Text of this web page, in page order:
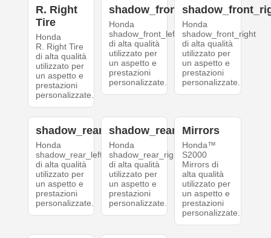
R. Right
Tire
Honda
R. Right Tire
di alta qualità
utilizzato per
un aspetto e
prestazioni
personalizzate.
shadow_front_left
Honda
shadow_front_left
di alta qualità
utilizzato per
un aspetto e
prestazioni
personalizzate.
Honda
shadow_front_right
di alta qualità
utilizzato per
un aspetto e
prestazioni
personalizzate.
shadow_rear_left
Honda
shadow_rear_left
di alta qualità
utilizzato per
un aspetto e
prestazioni
personalizzate.
shadow_rear_right
Honda
shadow_rear_right
di alta qualità
utilizzato per
un aspetto e
prestazioni
personalizzate.
Mirrors
Honda™
S2000
Mirrors di
alta qualità
utilizzato per
un aspetto e
prestazioni
personalizzate.